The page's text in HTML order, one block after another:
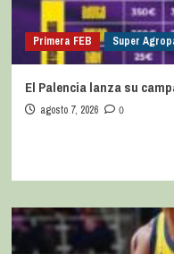
Primera FEB Super
El Palencia lanza su
agosto 7, 2026 0